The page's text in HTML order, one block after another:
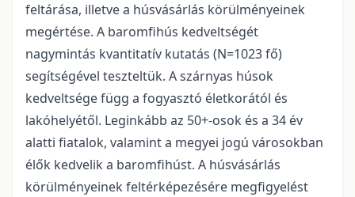
feltárása, illetve a húsvásárlás körülményeinek
megértése. A baromfihús kedveltségét
nagymintás kvantitatív kutatás (N=1023 fő)
segítségével teszteltük. A szárnyas húsok
kedveltsége függ a fogyasztó életkorától és
lakóhelyétől. Leginkább az 50+-osok és a 34 év
alatti fiatalok, valamint a megyei jogú városokban
élők kedvelik a baromfihúst. A húsvásárlás
körülményeinek feltérképezésére megfigyelést